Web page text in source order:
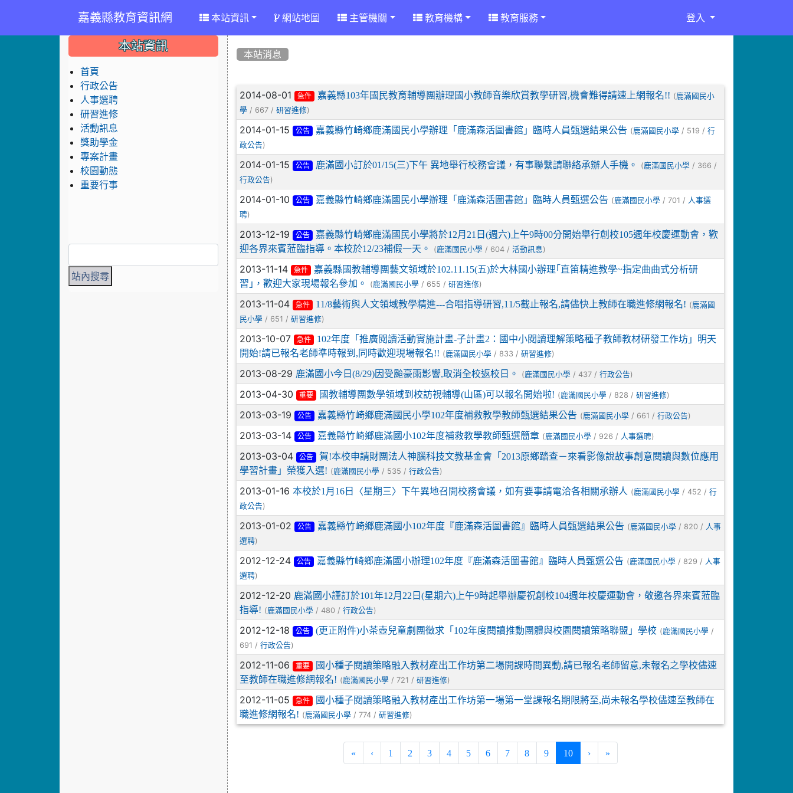
嘉義縣教育資訊網 本站資訊 網站地圖 主管機關 教育機構 教育服務 登入
本站消息
文章列表
2014-08-01 急件 嘉義縣103年國民教育輔導團辦理國小教師音樂欣賞教學研習,機會難得請速上網報名!! (鹿滿國民小
學 / 667 /研習進修)
2014-01-15 公告 嘉義縣竹崎鄉鹿滿國民小學辦理「鹿滿森活圖書館」臨時人員甄選結果公告 (鹿滿國民小學 / 519 / 行
政公告)
2014-01-15 公告 鹿滿國小訂於01/15(三)下午 異地舉行校務會議，有事聯繫請聯絡承辦人手機。 (鹿滿國民小學 / 366 /
行政公告)
2014-01-10 公告 嘉義縣竹崎鄉鹿滿國民小學辦理「鹿滿森活圖書館」臨時人員甄選公告 (鹿滿國民小學 / 701 / 人事選
聘)
2013-12-19 公告
嘉義縣竹崎鄉鹿滿國民小學將於12月21日(週六)上午9時00分開始舉行創校105週年校慶運動會，歡
迎各界來賓蒞臨指導。本校於12/23補假一天。
(鹿滿國民小學 / 604 /活動訊息 )
2013-11-14 急件
嘉義縣國教輔導團藝文領域於102.11.15(五)於大林國小辦理｢直笛精進教學~指定曲曲式分析研
習｣，歡迎大家現場報名參加。
(鹿滿國民小學 / 655 /研習進修)
2013-11-04 急件 11/8藝術與人文領域教學精進---合唱指導研習,11/5截止報名,請儘快上教師在職進修網報名! (鹿滿國
民小學 / 651 /研習進修)
2013-10-07 急件
102年度「推廣閱讀活動實施計畫-子計畫2：國中小閱讀理解策略種子教師教材研發工作坊」明天
開始!請已報名老師準時報到,同時歡迎現場報名!! (鹿滿國民小學 / 833 /研習進修)
2013-08-29 鹿滿國小今日(8/29)因受颱豪雨影響,取消全校返校日。 (鹿滿國民小學 / 437 /行政公告)
2013-04-30 重要 國教輔導團數學領域到校訪視輔導(山區)可以報名開始啦! (鹿滿國民小學 / 828 / 研習進修)
2013-03-19 公告 嘉義縣竹崎鄉鹿滿國民小學102年度補救教學教師甄選結果公告 (鹿滿國民小學 / 661 / 行政公告)
2013-03-14 公告 嘉義縣竹崎鄉鹿滿國小102年度補救教學教師甄選簡章 (鹿滿國民小學 / 926 / 人事選聘)
2013-03-04 公告
賀!本校申請財團法人神腦科技文教基金會「2013原鄉踏查－來看影像說故事創意閱讀與數位應用
學習計畫」榮獲入選! (鹿滿國民小學 / 535 /行政公告)
2013-01-16本校於1月16日〈星期三〉下午異地召開校務會議，如有要事請電洽各相關承辦人 (鹿滿國民小學 / 452 /行
政公告)
2013-01-02 公告 嘉義縣竹崎鄉鹿滿國小102年度『鹿滿森活圖書館』臨時人員甄選結果公告 (鹿滿國民小學 / 820 / 人事
選聘)
2012-12-24 公告 嘉義縣竹崎鄉鹿滿國小辦理102年度『鹿滿森活圖書館』臨時人員甄選公告 (鹿滿國民小學 / 829 / 人事
選聘)
2012-12-20 鹿滿國小謹訂於101年12月22日(星期六)上午9時起舉辦慶祝創校104週年校慶運動會，敬邀各界來賓蒞臨
指導! (鹿滿國民小學 / 480 /行政公告)
2012-12-18 公告 (更正附件)小茶壺兒童劇團徵求「102年度閱讀推動團體與校園閱讀策略聯盟」學校 (鹿滿國民小學 /
691 /行政公告)
2012-11-06 重要
國小種子閱讀策略融入教材產出工作坊第二場開課時間異動,請已報名老師留意,未報名之學校儘速
至教師在職進修網報名! (鹿滿國民小學 / 721 /研習進修)
2012-11-05 急件
國小種子閱讀策略融入教材產出工作坊第一場第一堂課報名期限將至,尚未報名學校儘速至教師在
職進修網報名! (鹿滿國民小學 / 774 /研習進修)
« ‹ 1 2 3 4 5 6 7 8 9 10(current)
› »
::: 本站資訊
首頁
行政公告
人事選聘
研習進修
活動訊息
獎助學金
專案計畫
校園動態
重要行事